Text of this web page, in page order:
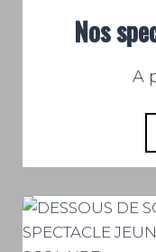
Nos
A